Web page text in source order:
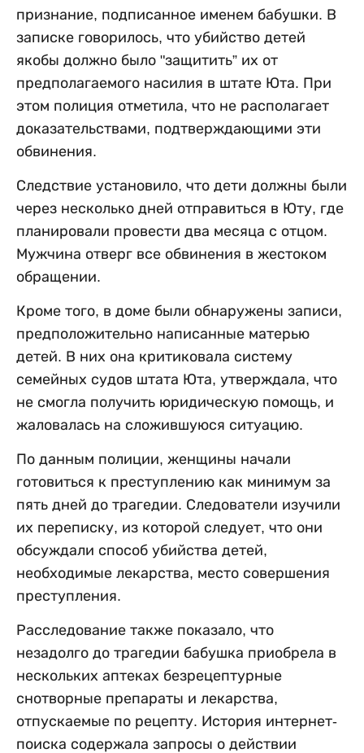
признание, подписанное именем бабушки. В
записке говорилось, что убийство детей
якобы должно было "защитить” их от
предполагаемого насилия в штате Юта. При
этом полиция отметила, что не располагает
доказательствами, подтверждающими эти
обвинения.
Следствие установило, что дети должны были
через несколько дней отправиться в Юту, где
планировали провести два месяца с отцом.
Мужчина отверг все обвинения в жестоком
обращении.
Кроме того, в доме были обнаружены записи,
предположительно написанные матерью
детей. В них она критиковала систему
семейных судов штата Юта, утверждала, что
не смогла получить юридическую помощь, и
жаловалась на сложившуюся ситуацию.
По данным полиции, женщины начали
готовиться к преступлению как минимум за
пять дней до трагедии. Следователи изучили
их переписку, из которой следует, что они
обсуждали способ убийства детей,
необходимые лекарства, место совершения
преступления.
Расследование также показало, что
незадолго до трагедии бабушка приобрела в
нескольких аптеках безрецептурные
снотворные препараты и лекарства,
отпускаемые по рецепту. История интернет-
поиска содержала запросы о действии